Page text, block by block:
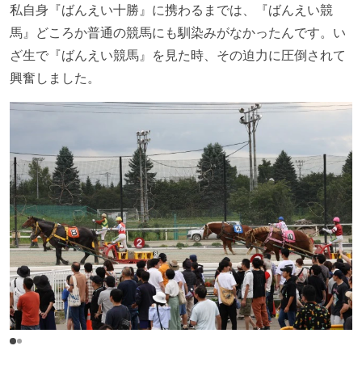
私自身『ばんえい十勝』に携わるまでは、『ばんえい競
馬』どころか普通の競馬にも馴染みがなかったんです。い
ざ生で『ばんえい競馬』を見た時、その迫力に圧倒されて
興奮しました。